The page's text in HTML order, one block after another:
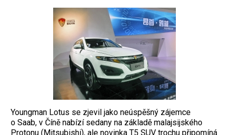
Youngman Lotus se zjevil jako neúspěšný zájemce
o Saab, v Číně nabízí sedany na základě malajsij­ského
Protonu (Mitsubishi), ale novinka T5 SUV trochu připo­míná